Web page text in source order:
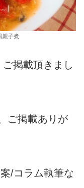
親子煮
掲載頂きまし
ご掲載ありが
/コラム執筆な